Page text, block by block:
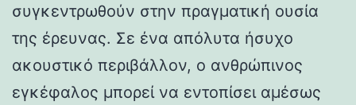
συγκεντρωθούν στην πραγματική ουσία
της έρευνας. Σε ένα απόλυτα ήσυχο
ακουστικό περιβάλλον, ο ανθρώπινος
εγκέφαλος μπορεί να εντοπίσει αμέσως